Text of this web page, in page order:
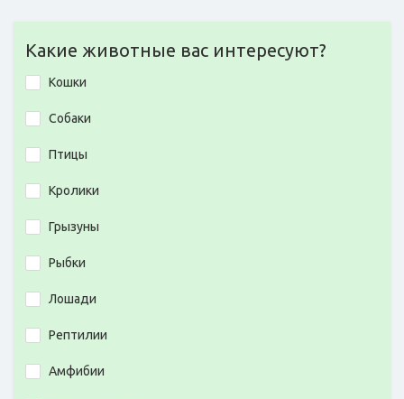
Какие животные вас интересуют?
Кошки
Собаки
Птицы
Кролики
Грызуны
Рыбки
Лошади
Рептилии
Амфибии